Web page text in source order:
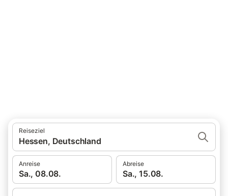
Reiseziel
Hessen, Deutschland
Anreise
Sa., 08.08.
Abreise
Sa., 15.08.